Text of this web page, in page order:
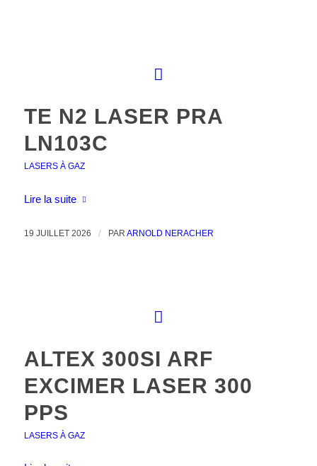
TE N2 LASER PRA
LN103C
LASERS À GAZ
Lire la suite
19 JUILLET 2026 / PAR ARNOLD NERACHER
ALTEX 300SI ARF
EXCIMER LASER 300
PPS
LASERS À GAZ